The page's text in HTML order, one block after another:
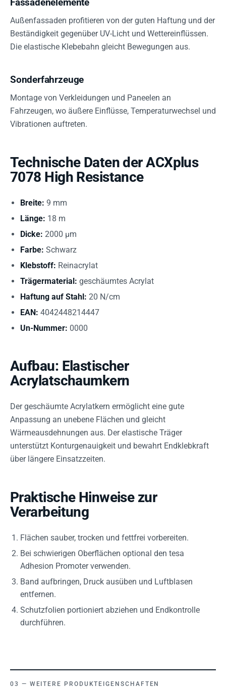
Außenfassaden profitieren von der guten Haftung und der
Beständigkeit gegenüber UV-Licht und Wettereinflüssen.
Die elastische Klebebahn gleicht Bewegungen aus.
Sonderfahrzeuge
Montage von Verkleidungen und Paneelen an
Fahrzeugen, wo äußere Einflüsse, Temperaturwechsel und
Vibrationen auftreten.
Technische Daten der ACXplus
7078 High Resistance
Breite: 9 mm
Länge: 18 m
Dicke: 2000 µm
Farbe: Schwarz
Klebstoff: Reinacrylat
Trägermaterial: geschäumtes Acrylat
Haftung auf Stahl: 20 N/cm
EAN: 4042448214447
Un-Nummer: 0000
Aufbau: Elastischer
Acrylatschaumkern
Der geschäumte Acrylatkern ermöglicht eine gute
Anpassung an unebene Flächen und gleicht
Wärmeausdehnungen aus. Der elastische Träger
unterstützt Konturgenauigkeit und bewahrt Endklebkraft
über längere Einsatzzeiten.
Praktische Hinweise zur
Verarbeitung
Flächen sauber, trocken und fettfrei vorbereiten.
Bei schwierigen Oberflächen optional den tesa
Adhesion Promoter verwenden.
Band aufbringen, Druck ausüben und Luftblasen
entfernen.
Schutzfolien portioniert abziehen und Endkontrolle
durchführen.
WEITERE PRODUKTEIGENSCHAFTEN